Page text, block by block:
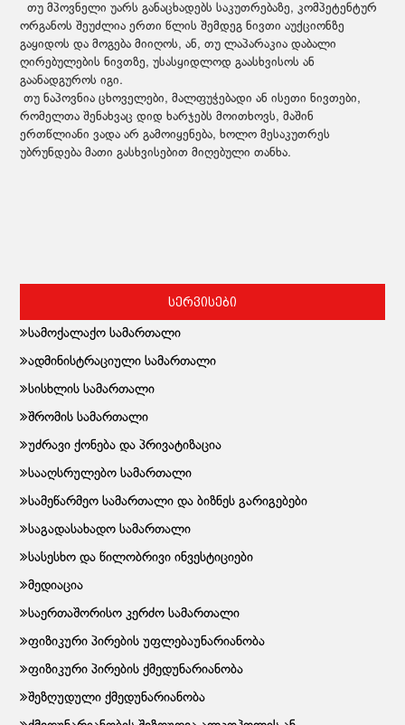
თუ მპოვნელი უარს განაცხადებს საკუთრებაზე, კომპეტენტურ
ორგანოს შეუძლია ერთი წლის შემდეგ ნივთი აუქციონზე
გაყიდოს და მოგება მიიღოს, ან, თუ ლაპარაკია დაბალი
ღირებულების ნივთზე, უსასყიდლოდ გაასხვისოს ან
გაანადგუროს იგი.
თუ ნაპოვნია ცხოველები, მალფუჭებადი ან ისეთი ნივთები,
რომელთა შენახვაც დიდ ხარჯებს მოითხოვს, მაშინ
ერთწლიანი ვადა არ გამოიყენება, ხოლო მესაკუთრეს
უბრუნდება მათი გასხვისებით მიღებული თანხა.
სერვისები
სამოქალაქო სამართალი
ადმინისტრაციული სამართალი
სისხლის სამართალი
შრომის სამართალი
უძრავი ქონება და პრივატიზაცია
სააღსრულებო სამართალი
სამეწარმეო სამართალი და ბიზნეს გარიგებები
საგადასახადო სამართალი
სასესხო და წილობრივი ინვესტიციები
მედიაცია
საერთაშორისო კერძო სამართალი
ფიზიკური პირების უფლებაუნარიანობა
ფიზიკური პირების ქმედუნარიანობა
შეზღუდული ქმედუნარიანობა